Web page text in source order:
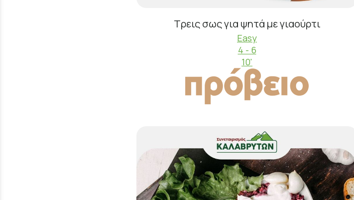
Τρεις σως για ψητά με γιαούρτι
Easy
4 - 6
10'